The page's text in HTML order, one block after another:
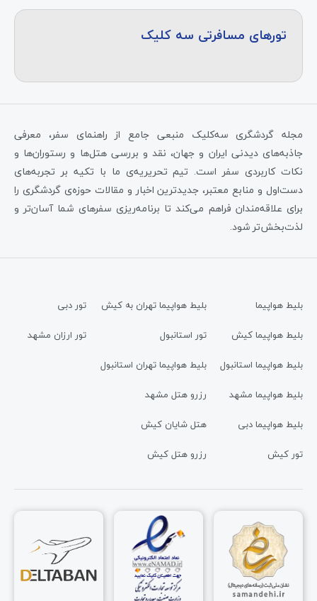
تورهای مسافرتی سه کلیک
مجله گردشگری سه‌کلیک منبعی جامع از راهنمای سفر، معرفی
جاذبه‌های دیدنی ایران و جهان، نقد و بررسی هتل‌ها و رستوران‌ها و
نکات کاربردی سفر است. تیم تحریریه‌ی ما با تکیه بر تجربه‌های
دست‌اول و منابع معتبر، جدیدترین اخبار و مقالات حوزه‌ی گردشگری را
برای علاقه‌مندان فراهم می‌کند تا برنامه‌ریزی سفرهای شما آسان‌تر و
لذت‌بخش‌تر شود.
بلیط هواپیما
بلیط هواپیما کیش
بلیط هواپیما استانبول
بلیط هواپیما مشهد
بلیط هواپیما دبی
تور کیش
بلیط هواپیما تهران به کیش
تور استانبول
بلیط هواپیما تهران استانبول
رزرو هتل مشهد
هتل شایان کیش
رزرو هتل کیش
تور دبی
تور ارزان مشهد